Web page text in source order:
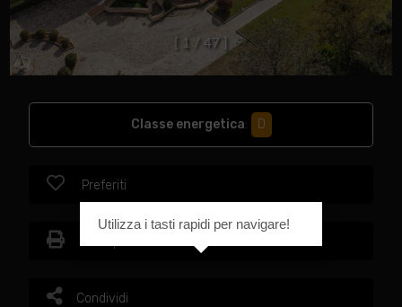
1 / 4 7
Classe energetica: D
Preferiti
Condividi
Utilizza i tasti rapidi per navigare!